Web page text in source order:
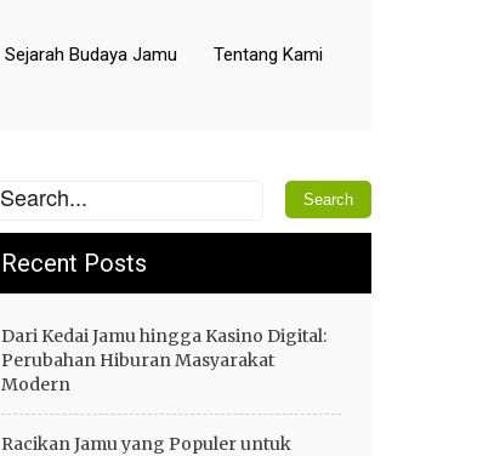
Sejarah Budaya Jamu Tentang Kami
Recent Posts
Dari Kedai Jamu hingga Kasino Digital:
Perubahan Hiburan Masyarakat
Modern
Racikan Jamu yang Populer untuk